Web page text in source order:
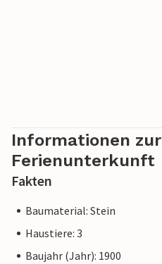
Informationen zur
Ferienunterkunft
Fakten
Baumaterial: Stein
Haustiere: 3
Baujahr (Jahr): 1900